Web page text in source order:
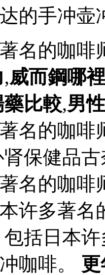
的手冲壶
名的咖啡
,威而鋼哪
藥比較,男
名的咖啡
保健品
名的咖啡
许多著名
括日本
咖啡。